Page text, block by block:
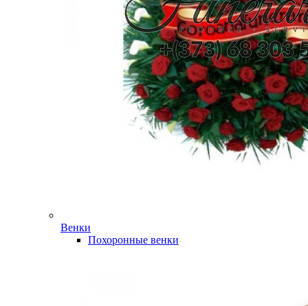
Венки
Похоронные венки